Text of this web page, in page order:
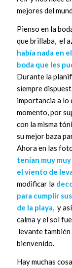
mejores del
Pienso en la
que brillaba, el
había nada en
boda que les
Durante la
siempre
importancia a lo
momento, por
con la misma
su mejor baza
Ahora en las
tenían muy
el viento de
modificar la
para cumplir
de la playa, y
calma y el sol
levante también
bienvenido.
Hay muchas